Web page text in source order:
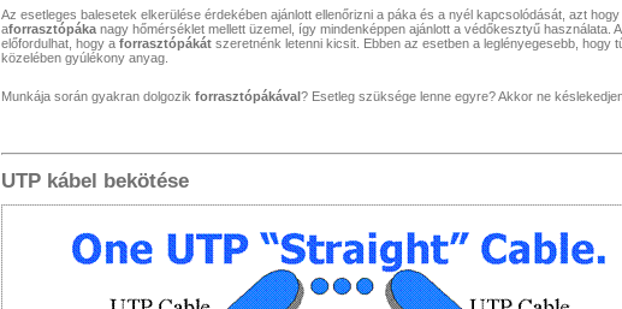
Az esetleges balesetek elkerülése érdekében ajánlott ellenőrizni a páka és a nyél kapcsolódását, azt
aforrasztópáka nagy hőmérséklet mellett üzemel, így mindenképpen ajánlott a védőkesztyű használata.
előfordulhat, hogy a forrasztópákát szeretnénk letenni kicsit. Ebben az esetben a leglényegesebb, hogy
közelében gyúlékony anyag.
Munkája során gyakran dolgozik forrasztópákával? Esetleg szüksége lenne egyre? Akkor ne
UTP kábel bekötése